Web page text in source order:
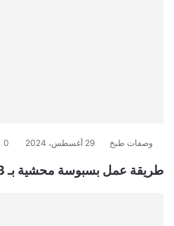
وصفات طبخ 29 أغسطس، 2024 0
طريقة عمل بسبوسة محشية بـ 3 طرق